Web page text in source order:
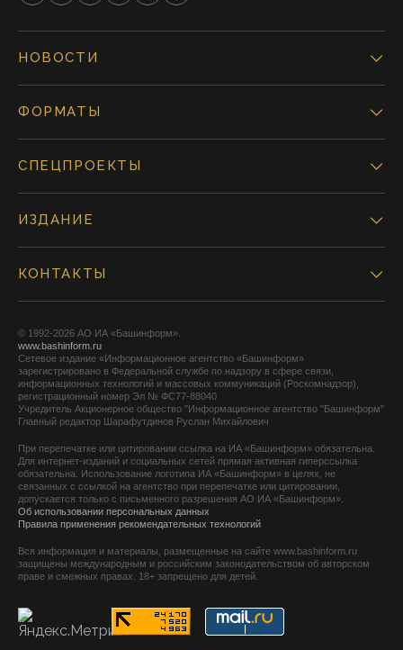
НОВОСТИ
ФОРМАТЫ
СПЕЦПРОЕКТЫ
ИЗДАНИЕ
КОНТАКТЫ
© 1992-2026 АО ИА «Башинформ».
www.bashinform.ru
Сетевое издание «Информационное агентство «Башинформ»
зарегистрировано в Федеральной службе по надзору в сфере связи,
информационных технологий и массовых коммуникаций (Роскомнадзор),
регистрационный номер Эл № ФС77-88040
Учредитель Акционерное общество "Информационное агентство "Башинформ"
Главный редактор Шарафутдинов Руслан Михайлович
При перепечатке или цитировании ссылка на ИА «Башинформ» обязательна.
Для интернет-изданий и социальных сетей прямая активная гиперссылка
обязательна. Использование логотипа ИА «Башинформ» в целях, не
связанных с ссылкой на агентство при перепечатке или цитировании,
допускается только с письменного разрешения АО ИА «Башинформ».
Об использовании персональных данных
Правила применения рекомендательных технологий
Вся информация и материалы, размещенные на сайте www.bashinform.ru
защищены международным и российским законодательством об авторском
праве и смежных правах. 18+ запрещено для детей.